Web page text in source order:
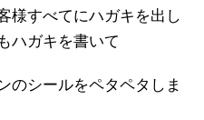
様すべてにハガキを出し
ハガキを書いて
のシールをペタペタしま